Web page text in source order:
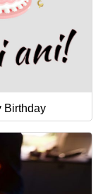
Birthday